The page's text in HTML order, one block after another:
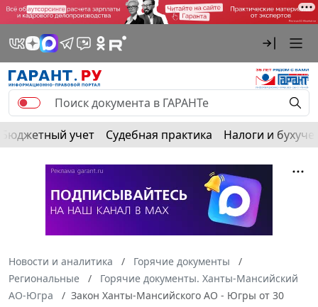
Бюджетный учет Судебная практика Налоги и
Новости и аналитика
Горячие документы
Региональные
Горячие документы. Ханты-Мансийский
АО-Югра
Закон Ханты-Мансийского АО - Югры от 30